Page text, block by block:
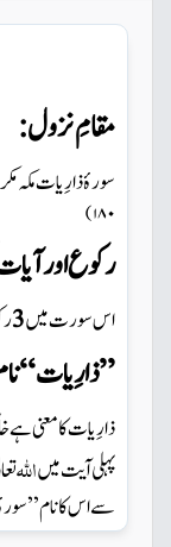
مقامِ نزول:
سورۂ ذارِیات مکہ
۱۸۰)
رکوع
اس سورت میں3
’’ذارِیات‘‘
ذارِیات کا معنی ہے
پہلی آیت میںاللہ
سے ا س کا نام’’